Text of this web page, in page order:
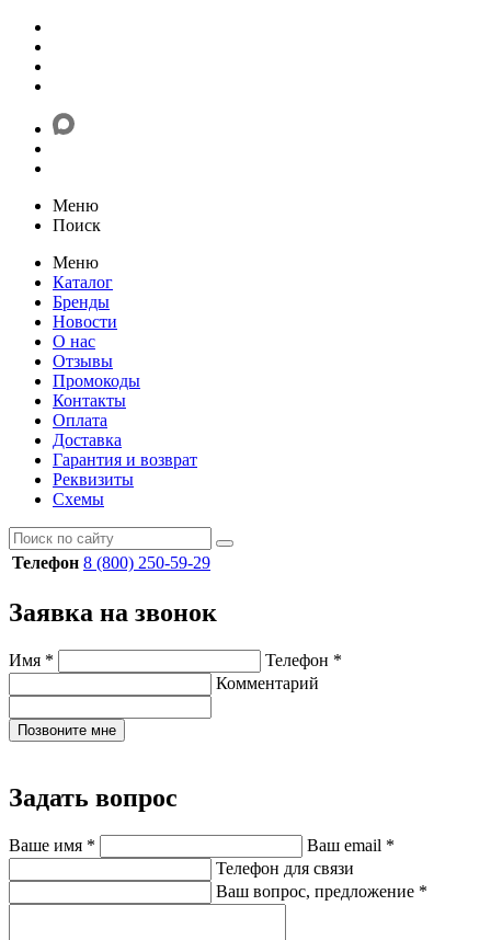
Меню
Поиск
Меню
Каталог
Бренды
Новости
О нас
Отзывы
Промокоды
Контакты
Оплата
Доставка
Гарантия и возврат
Реквизиты
Схемы
Телефон 8 (800) 250-59-29
Заявка на звонок
Имя * Телефон *
Комментарий
Позвоните мне
Задать вопрос
Ваше имя * Ваш email *
Телефон для связи
Ваш вопрос, предложение *